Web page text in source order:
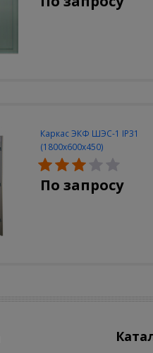
Каркас ЭКФ ШЭС-1 IP31
(1800х600х450)
По запросу